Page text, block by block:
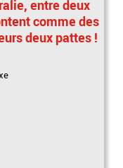
entre deux
comme des
deux pattes !